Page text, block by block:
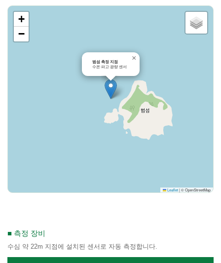
범섬 측정 지점
수온·파고·광량 센서
×
+
−
Leaflet|© OpenStreetMap
■ 측정 장비
수심 약 22m 지점에 설치된 센서로 자동 측정합니다.